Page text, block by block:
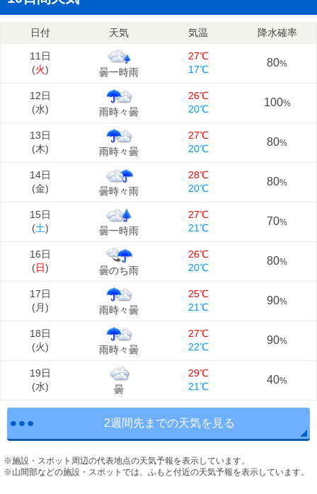
日付 天気 気温 降水確率
11日
(火) 曇一時雨
27℃
17℃
80%
12日
(水) 雨時々曇
26℃
20℃
100%
13日
(木) 雨時々曇
27℃
20℃
80%
14日
(金) 曇時々雨
28℃
20℃
80%
15日
(土) 曇一時雨
27℃
21℃
70%
16日
(日) 曇のち雨
26℃
20℃
80%
17日
(月) 雨時々曇
25℃
21℃
90%
18日
(火) 雨時々曇
27℃
22℃
90%
19日
(水) 曇
29℃
21℃
40%
2週間先までの天気を見る
※施設・スポット周辺の代表地点の天気予報を表示しています。
※山間部などの施設・スポットでは、ふもと付近の天気予報を表示しています。